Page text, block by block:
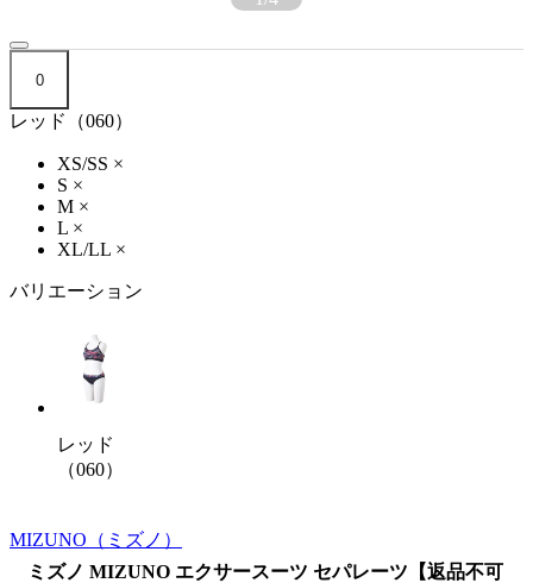
0
レッド（060）
XS/SS ×
S ×
M ×
L ×
XL/LL ×
バリエーション
レッド
（060）
MIZUNO （ミズノ）
ミズノ MIZUNO エクサースーツ セパレーツ【返品不可